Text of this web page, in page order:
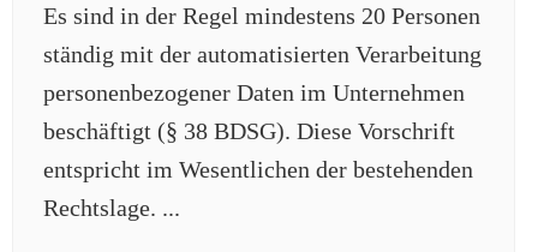
Es sind in der Regel mindestens 20 Personen
ständig mit der automatisierten Verarbeitung
personenbezogener Daten im Unternehmen
beschäftigt (§ 38 BDSG). Diese Vorschrift
entspricht im Wesentlichen der bestehenden
Rechtslage. ...